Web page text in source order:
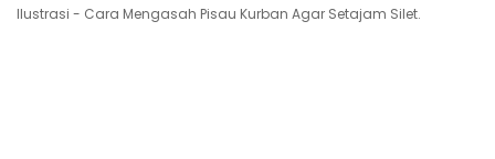
Ilustrasi - Cara Mengasah Pisau Kurban Agar Setajam Silet.